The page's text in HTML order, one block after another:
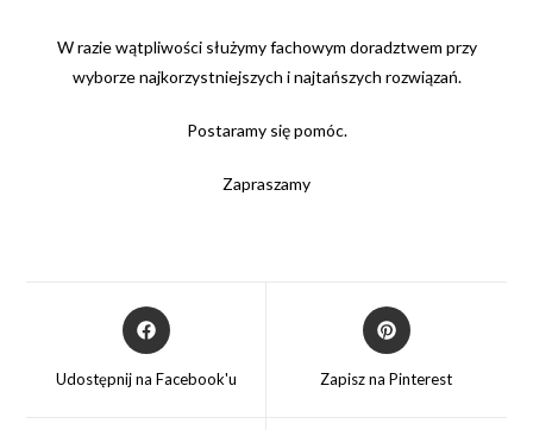
W razie wątpliwości służymy fachowym doradztwem przy
wyborze najkorzystniejszych i najtańszych rozwiązań.
Postaramy się pomóc.
Zapraszamy
Opens
in
new
Udostępnij na Facebook'u
Opens
in
Zapisz na Pinterest